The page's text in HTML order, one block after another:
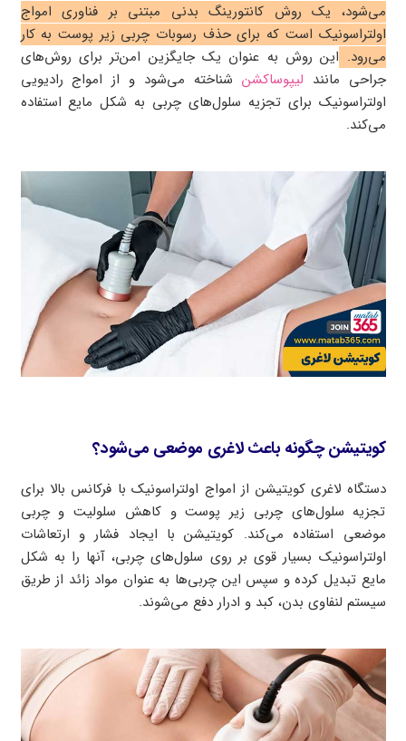
می‌شود، یک روش کانتورینگ بدنی مبتنی بر فناوری امواج
اولتراسونیک است که برای حذف رسوبات چربی زیر پوست به کار
می‌رود. این روش به عنوان یک جایگزین امن‌تر برای روش‌های
جراحی مانند لیپوساکشن شناخته می‌شود و از امواج رادیویی
اولتراسونیک برای تجزیه سلول‌های چربی به شکل مایع استفاده
می‌کند.
کویتیشن چگونه باعث لاغری موضعی می‌شود؟
دستگاه لاغری کویتیشن از امواج اولتراسونیک با فرکانس بالا برای
تجزیه سلول‌های چربی زیر پوست و کاهش سلولیت و چربی
موضعی استفاده می‌کند. کویتیشن با ایجاد فشار و ارتعاشات
اولتراسونیک بسیار قوی بر روی سلول‌های چربی، آنها را به شکل
مایع تبدیل کرده و سپس این چربی‌ها به عنوان مواد زائد از طریق
سیستم لنفاوی بدن، کبد و ادرار دفع می‌شوند.